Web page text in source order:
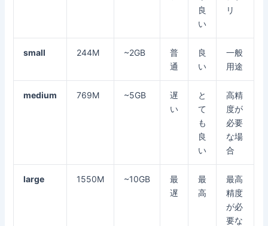
良
い
リ
small 244M ~2GB
普
通
良
い
一般
用途
medium 769M ~5GB
遅
い
と
て
も
良
い
高精
度が
必要
な場
合
large 1550M ~10GB
最
遅
最
高
最高
精度
が必
要な